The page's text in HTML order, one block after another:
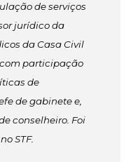
de serviços
jurídico da
da Casa Civil
participação
de
de gabinete e,
conselheiro. Foi
STF.